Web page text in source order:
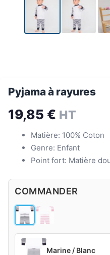
Pyjama à rayures
19,85 € HT
Matière: 100% Coton
Genre: Enfant
Point fort: Matière
COMMANDER
Marine / Blanc